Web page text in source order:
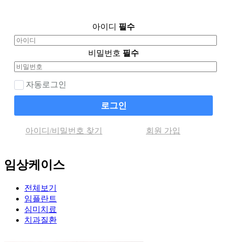
아이디 필수
비밀번호 필수
자동로그인
로그인
아이디/비밀번호 찾기 회원 가입
임상케이스
전체보기
임플란트
심미치료
치과질환